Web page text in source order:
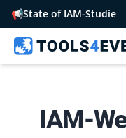
📢State of IAM-Studie
IAM-